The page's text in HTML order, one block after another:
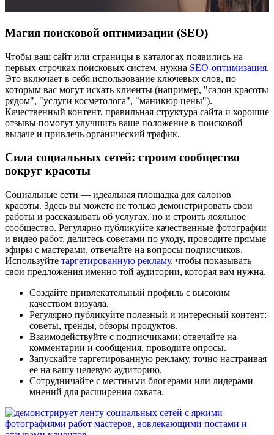
Магия поисковой оптимизации (SEO)
Чтобы ваш сайт или страницы в каталогах появились на
первых строчках поисковых систем, нужна SEO-оптимизация.
Это включает в себя использование ключевых слов, по
которым вас могут искать клиенты (например, "салон красоты
рядом", "услуги косметолога", "маникюр цены").
Качественный контент, правильная структура сайта и хорошие
отзывы помогут улучшить ваше положение в поисковой
выдаче и привлечь органический трафик.
Сила социальных сетей: строим сообщество
вокруг красоты
Социальные сети — идеальная площадка для салонов
красоты. Здесь вы можете не только демонстрировать свои
работы и рассказывать об услугах, но и строить лояльное
сообщество. Регулярно публикуйте качественные фотографии
и видео работ, делитесь советами по уходу, проводите прямые
эфиры с мастерами, отвечайте на вопросы подписчиков.
Используйте таргетированную рекламу, чтобы показывать
свои предложения именно той аудитории, которая вам нужна.
Создайте привлекательный профиль с высоким
качеством визуала.
Регулярно публикуйте полезный и интересный контент:
советы, тренды, обзоры продуктов.
Взаимодействуйте с подписчиками: отвечайте на
комментарии и сообщения, проводите опросы.
Запускайте таргетированную рекламу, точно настраивая
ее на вашу целевую аудиторию.
Сотрудничайте с местными блогерами или лидерами
мнений для расширения охвата.